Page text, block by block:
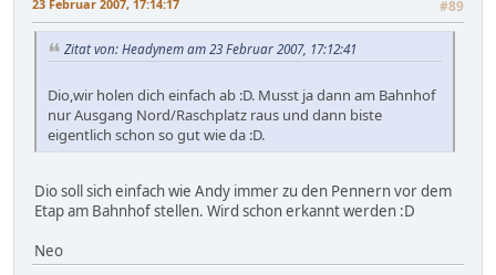
23 Februar 2007, 17:14:17 #89
Zitat von: Headynem am 23 Februar 2007, 17:12:41
Dio,wir holen dich einfach ab :D. Musst ja dann am Bahnhof
nur Ausgang Nord/Raschplatz raus und dann biste
eigentlich schon so gut wie da :D.
Dio soll sich einfach wie Andy immer zu den Pennern vor dem
Etap am Bahnhof stellen. Wird schon erkannt werden :D
Neo